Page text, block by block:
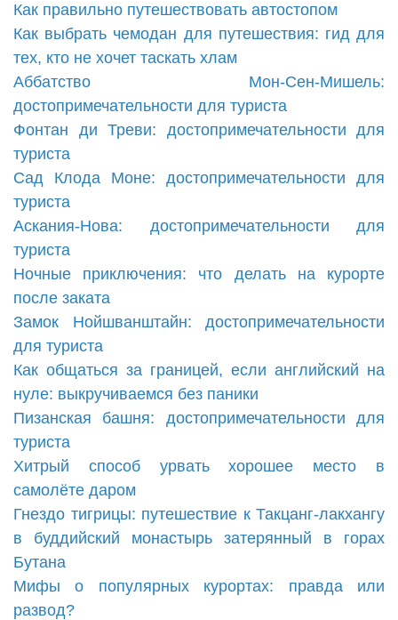
Как правильно путешествовать автостопом
Как выбрать чемодан для путешествия: гид для
тех, кто не хочет таскать хлам
Аббатство Мон-Сен-Мишель:
достопримечательности для туриста
Фонтан ди Треви: достопримечательности для
туриста
Сад Клода Моне: достопримечательности для
туриста
Аскания-Нова: достопримечательности для
туриста
Ночные приключения: что делать на курорте
после заката
Замок Нойшванштайн: достопримечательности
для туриста
Как общаться за границей, если английский на
нуле: выкручиваемся без паники
Пизанская башня: достопримечательности для
туриста
Хитрый способ урвать хорошее место в
самолёте даром
Гнездо тигрицы: путешествие к Такцанг-лакхангу
в буддийский монастырь затерянный в горах
Бутана
Мифы о популярных курортах: правда или
развод?